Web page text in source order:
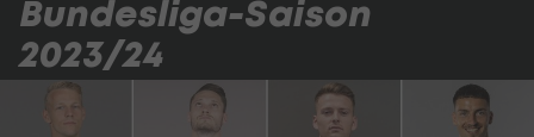
Bundesliga-Saison
2023/24